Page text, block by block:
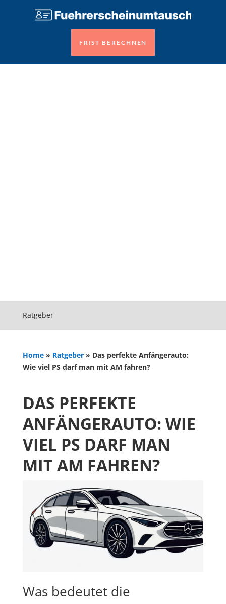
FRIST BERECHNEN
Ratgeber
Home» Ratgeber» Das perfekte Anfängerauto:
Wie viel PS darf man mit AM fahren?
DAS PERFEKTE
ANFÄNGERAUTO: WIE
VIEL PS DARF MAN
MIT AM FAHREN?
Was bedeutet die